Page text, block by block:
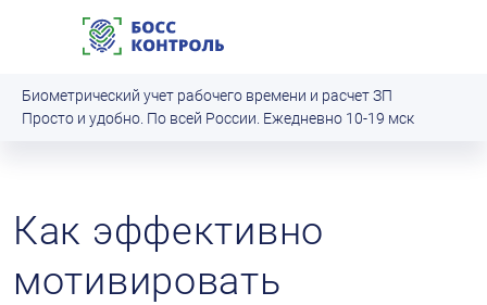
Биометрический учет рабочего времени и расчет ЗП
Просто и удобно. По всей России. Ежедневно 10‑19 мск
Как эффективно
мотивировать